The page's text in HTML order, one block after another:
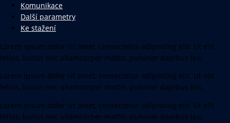
Komunikace
Další parametry
Ke stažení
Lorem ipsum dolor sit amet, consectetur adipiscing elit. Ut elit
tellus, luctus nec ullamcorper mattis, pulvinar dapibus leo.
Lorem ipsum dolor sit amet, consectetur adipiscing elit. Ut elit
tellus, luctus nec ullamcorper mattis, pulvinar dapibus leo.
Lorem ipsum dolor sit amet, consectetur adipiscing elit. Ut elit
tellus, luctus nec ullamcorper mattis, pulvinar dapibus leo.